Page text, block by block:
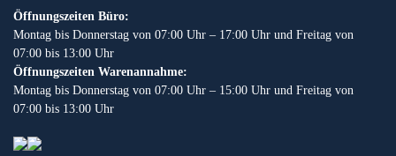
Öffnungszeiten Büro:
Montag bis Donnerstag von 07:00 Uhr – 17:00 Uhr und Freitag von
07:00 bis 13:00 Uhr
Öffnungszeiten Warenannahme:
Montag bis Donnerstag von 07:00 Uhr – 15:00 Uhr und Freitag von
07:00 bis 13:00 Uhr